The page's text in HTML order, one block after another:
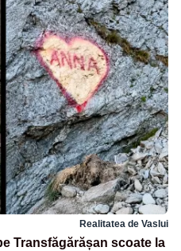
Realitatea de Vaslui
Transfăgărășan scoate la